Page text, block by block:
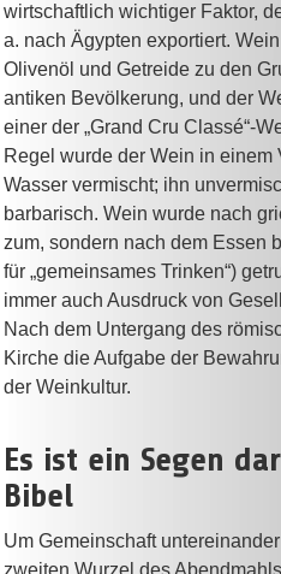
wirtschaftlich wichtiger Faktor,
a. nach Ägypten exportiert.
Olivenöl und Getreide zu den
antiken Bevölkerung, und der
einer der „Grand Cru Classé“-
Regel wurde der Wein in einem
Wasser vermischt; ihn
barbarisch. Wein wurde nach
zum, sondern nach dem Essen
für „gemeinsames Trinken“)
immer auch Ausdruck von
Nach dem Untergang des
Kirche die Aufgabe der
der Weinkultur.
Es ist ein Segen
Bibel
Um Gemeinschaft
zweiten Wurzel des